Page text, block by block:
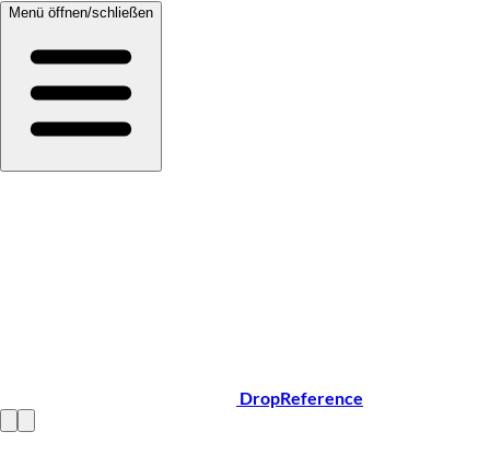
Menü öffnen/schließen
DropReference